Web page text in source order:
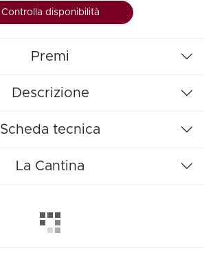
Controlla disponibilità
Premi
Descrizione
Scheda tecnica
La Cantina